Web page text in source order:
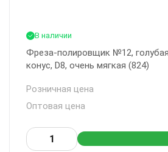
В наличии
Фреза-полировщик №12,
конус, D8, очень мягкая (824)
Розничная цена
Оптовая цена